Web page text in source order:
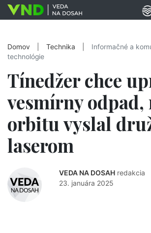
Domov Technika
Informačné a
technológie
Tínedžer chce
vesmírny odpad,
orbitu vyslal
laserom
VEDA NA DOSAH redakcia
23. januára 2025